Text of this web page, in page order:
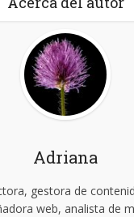
Adriana
gestora de
web, analista de